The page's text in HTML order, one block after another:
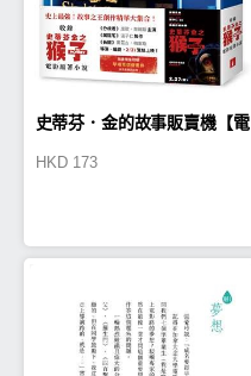
史蒂芬．金的故事販賣機【電
HKD 173